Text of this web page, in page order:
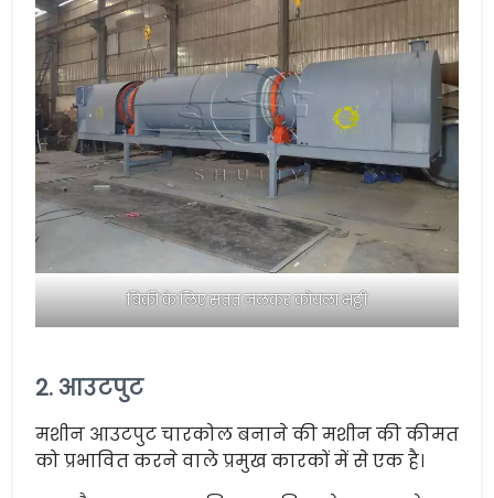
बिक्री के लिए सतत जलकर कोयला भट्ठी
2. आउटपुट
मशीन आउटपुट चारकोल बनाने की मशीन की कीमत
को प्रभावित करने वाले प्रमुख कारकों में से एक है।